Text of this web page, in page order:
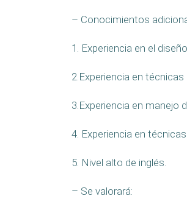
– Conocimientos
1. Experiencia en el
2.Experiencia en
3.Experiencia en
4. Experiencia en
5. Nivel alto de inglés.
– Se valorará: